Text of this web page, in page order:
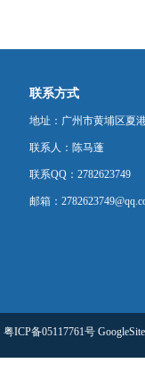
联系方式
地址：广州市黄埔区夏
联系人：陈马蓬
联系QQ：2782623749
邮箱：
粤ICP备05117761号